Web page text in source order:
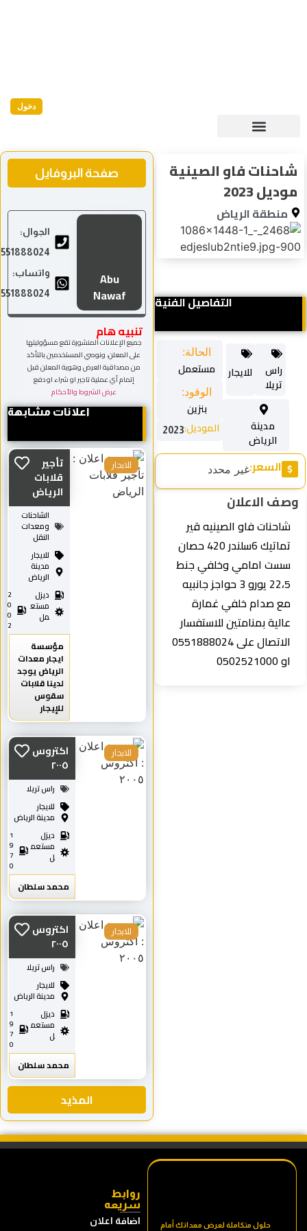
دخول
فاو الصينية
2023
منطقة الرياض
التفاصيل الفنية
الحالة:
مستعمل
الوقود:
بنزين
الموديل:2023
مدينة
الرياض
راس
تريلا
للايجار
السعر:غير محدد
الاعلان
شاحنات فاو الصينيه قير
تماتيك 6سلندر 420 حصان
سست امامي وخلفي جنط
22،5 يورو 3 حواجز جانبيه
مع صدام خلفي غمارة
عالية بمنامتين للاستفسار
الاتصال على 0551888024
صفحة البروفايل
Abu
Nawaf
الجوال:
966551888024
واتساب:
966551888024
تنبيه هام
جميع الإعلانات المنشورة تقع مسؤوليتها
على المعلن، ونوصي المستخدمين بالتأكد
من مصداقية العرض وهوية المعلن قبل
إتمام أي عملية تاجير او شراء او دفع
عرض الشروط والأحكام
اعلانات مشابهة
المذيد
تأجير
قلابات
الرياض
الشاحنات
ومعدات
النقل
للايجار
مدينة
الرياض
ديزل
مستع
مل
0
0
مؤسسة
ايجار معدات
الرياض يوجد
لدينا قلابات
سقوس
للإيجار
للايجار
اكتروس
٢٠٠٥
راس تريلا
للايجار
مدينة الرياض
ديزل
مستعم
ل
9
7
محمد سلطان
للايجار
اكتروس
٢٠٠٥
راس تريلا
للايجار
مدينة الرياض
ديزل
مستعم
ل
9
7
محمد سلطان
للايجار
حلول متكاملة لعرض معداتك أمام
روابط
سريعه
اضافة اعلان